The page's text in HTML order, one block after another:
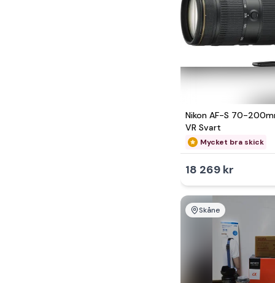
Nikon AF-S 70-
VR Svart
Mycket bra skick
18 269 kr
Skåne